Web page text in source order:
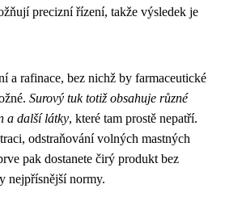
precizní řízení, takže výsledek je
a rafinace, bez nichž by farmaceutické
Surový tuk totiž obsahuje různé
a další látky, které tam prostě nepatří.
odstraňování volných mastných
pak dostanete čirý produkt bez
nejpřísnější normy.